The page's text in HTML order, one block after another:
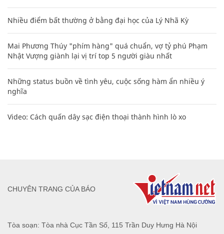
Nhiều điểm bất thường ở bằng đại học của Lý Nhã Kỳ
Mai Phương Thúy "phím hàng" quá chuẩn, vợ tỷ phú Phạm
Nhật Vượng giành lại vị trí top 5 người giàu nhất
Những status buồn về tình yêu, cuộc sống hàm ẩn nhiều ý
nghĩa
Video: Cách quấn dây sạc điện thoại thành hình lò xo
Tòa soạn: Tòa nhà Cục Tần Số, 115 Trần Duy Hưng Hà Nội
CHUYÊN TRANG CỦA BÁO